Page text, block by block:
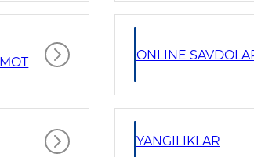
ONLINE
YANGILIKLAR